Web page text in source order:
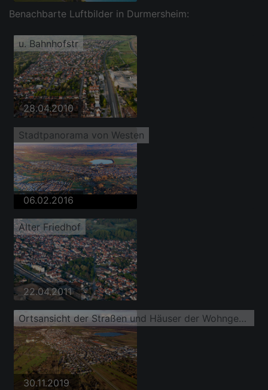
Benachbarte Luftbilder in Durmersheim:
u. Bahnhofstr
28.04.2010
Stadtpanorama von Westen
06.02.2016
Alter Friedhof
22.04.2011
Ortsansicht der Straßen und Häuser der Wohngebiete
30.11.2019